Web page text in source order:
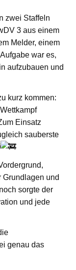
zwei Staffeln
3 aus einem
Melder, einem
war es,
aufzubauen und
kurz kommen:
Einsatz
sauberste
und
sorgte der
und jede
genau das